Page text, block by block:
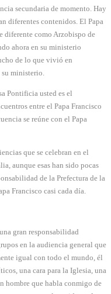
secundaria de momento. Hay
diferentes contenidos. El Papa
diferente como Arzobispo de
ahora en su ministerio
de lo que vivió en
su ministerio.
Pontificia usted es el
entre el Papa Francisco
se reúne con el Papa
que se celebran en el
aunque esas han sido pocas
de la Prefectura de la
Francisco casi cada día.
gran responsabilidad
en la audiencia general que
igual con todo el mundo, él
una cara para la Iglesia, una
hombre que habla conmigo de